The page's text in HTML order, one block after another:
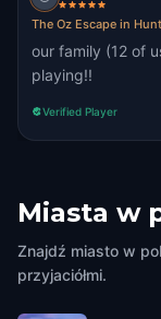
The Oz Escape in
our family (12 of
playing!!
Verified Player
Miasta w
Znajdź miasto w
przyjaciółmi.